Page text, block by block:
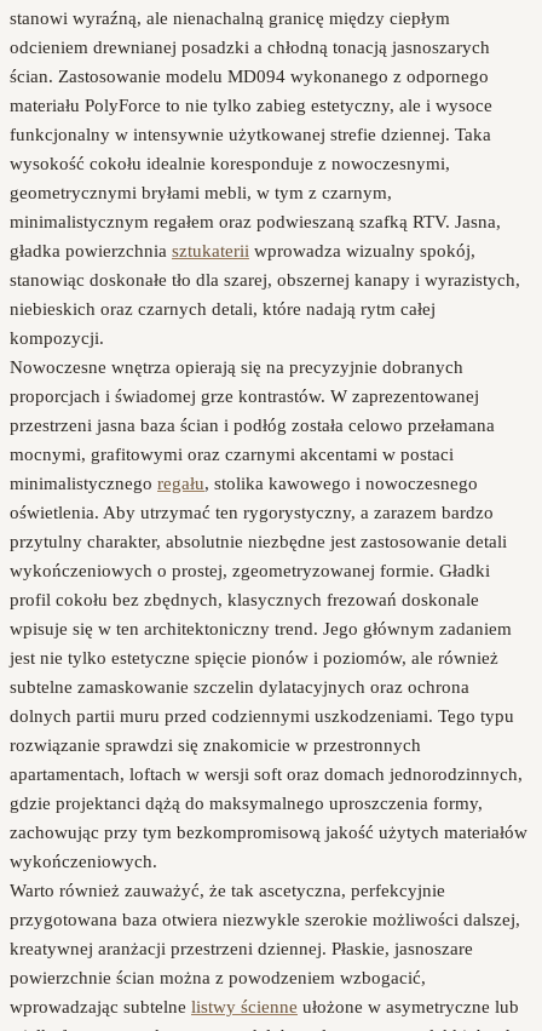
stanowi wyraźną, ale nienachalną granicę między ciepłym
odcieniem drewnianej posadzki a chłodną tonacją jasnoszarych
ścian. Zastosowanie modelu MD094 wykonanego z odpornego
materiału PolyForce to nie tylko zabieg estetyczny, ale i wysoce
funkcjonalny w intensywnie użytkowanej strefie dziennej. Taka
wysokość cokołu idealnie koresponduje z nowoczesnymi,
geometrycznymi bryłami mebli, w tym z czarnym,
minimalistycznym regałem oraz podwieszaną szafką RTV. Jasna,
gładka powierzchnia sztukaterii wprowadza wizualny spokój,
stanowiąc doskonałe tło dla szarej, obszernej kanapy i wyrazistych,
niebieskich oraz czarnych detali, które nadają rytm całej
kompozycji.
Nowoczesne wnętrza opierają się na precyzyjnie dobranych
proporcjach i świadomej grze kontrastów. W zaprezentowanej
przestrzeni jasna baza ścian i podłóg została celowo przełamana
mocnymi, grafitowymi oraz czarnymi akcentami w postaci
minimalistycznego regału, stolika kawowego i nowoczesnego
oświetlenia. Aby utrzymać ten rygorystyczny, a zarazem bardzo
przytulny charakter, absolutnie niezbędne jest zastosowanie detali
wykończeniowych o prostej, zgeometryzowanej formie. Gładki
profil cokołu bez zbędnych, klasycznych frezowań doskonale
wpisuje się w ten architektoniczny trend. Jego głównym zadaniem
jest nie tylko estetyczne spięcie pionów i poziomów, ale również
subtelne zamaskowanie szczelin dylatacyjnych oraz ochrona
dolnych partii muru przed codziennymi uszkodzeniami. Tego typu
rozwiązanie sprawdzi się znakomicie w przestronnych
apartamentach, loftach w wersji soft oraz domach jednorodzinnych,
gdzie projektanci dążą do maksymalnego uproszczenia formy,
zachowując przy tym bezkompromisową jakość użytych materiałów
wykończeniowych.
Warto również zauważyć, że tak ascetyczna, perfekcyjnie
przygotowana baza otwiera niezwykle szerokie możliwości dalszej,
kreatywnej aranżacji przestrzeni dziennej. Płaskie, jasnoszare
powierzchnie ścian można z powodzeniem wzbogacić,
wprowadzając subtelne listwy ścienne ułożone w asymetryczne lub